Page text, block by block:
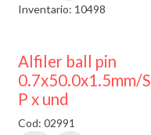
Inventario: 10498
Alfiler ball pin
0.7x50.0x1.5mm/S
P x und
Cod: 02991